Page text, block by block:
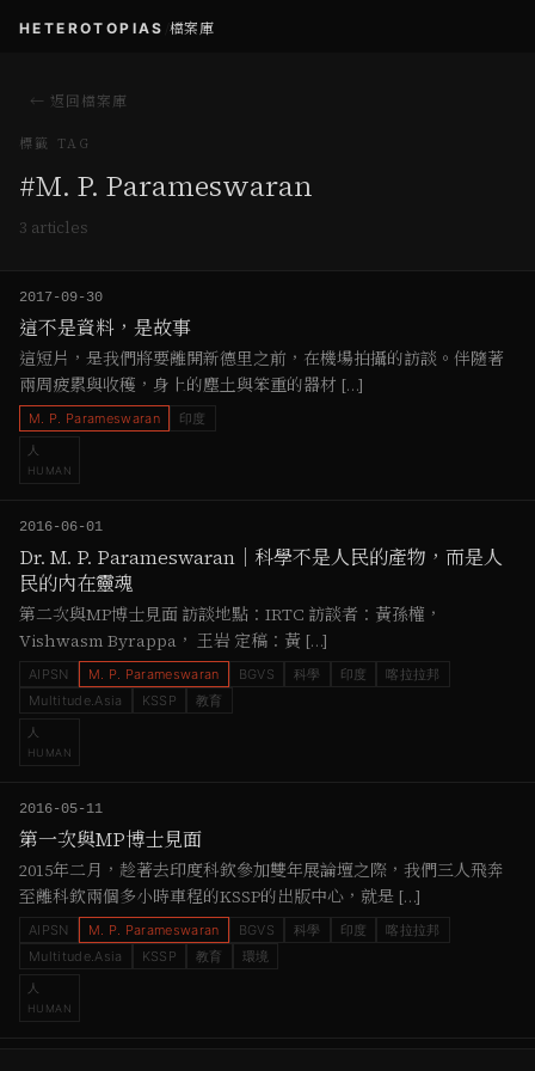
HETEROTOPIAS 檔案庫
← 返回檔案庫
標籤 TAG
#M. P. Parameswaran
3 articles
2017-09-30
這不是資料，是故事
這短片，是我們將要離開新德里之前，在機場拍攝的訪談。伴隨著
兩周疲累與收穫，身上的塵土與笨重的器材 […]
M. P. Parameswaran 印度
人
HUMAN
2016-06-01
Dr. M. P. Parameswaran｜科學不是人民的產物，而是人
民的內在靈魂
第二次與MP博士見面 訪談地點：IRTC 訪談者：黃孫權，
Vishwasm Byrappa， 王岩 定稿：黃 […]
AIPSN M. P. Parameswaran BGVS 科學 印度
喀拉拉邦
Multitude.Asia
KSSP 教育
人
HUMAN
2016-05-11
第一次與MP博士見面
2015年二月，趁著去印度科欽參加雙年展論壇之際，我們三人飛奔
至離科欽兩個多小時車程的KSSP的出版中心，就是 […]
AIPSN M. P. Parameswaran BGVS 科學 印度
喀拉拉邦
Multitude.Asia
KSSP 教育 環境
人
HUMAN